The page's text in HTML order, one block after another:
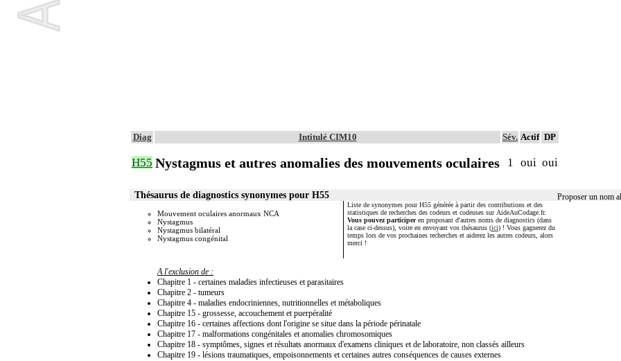
Diag Intitulé CIM10 Sév. Actif DP
H55 Nystagmus et autres anomalies des mouvements oculaires 1 oui oui
Proposer un nom
Thésaurus de diagnostics synonymes pour H55
Mouvement oculaires anormaux NCA
Nystagmus
Nystagmus bilatéral
Nystagmus congénital
Liste de synonymes pour H55 générée à partir des contributions et des
statistiques de recherches des codeurs et codeuses sur AideAuCodage.fr.
Vous pouvez participeren proposant d'autres noms de diagnostics (dans
la case ci-dessus), voire en envoyant vos thésaurus (ici) ! Vous gagnerez du
temps lors de vos prochaines recherches et aiderez les autres codeurs, alors
merci !
A l'exclusion de :
Chapitre 1 - certaines maladies infectieuses et parasitaires
Chapitre 2 - tumeurs
Chapitre 4 - maladies endocriniennes, nutritionnelles et métaboliques
Chapitre 15 - grossesse, accouchement et puerpéralité
Chapitre 16 - certaines affections dont l'origine se situe dans la période périnatale
Chapitre 17 - malformations congénitales et anomalies chromosomiques
Chapitre 18 - symptômes, signes et résultats anormaux d'examens cliniques et de laboratoire, non classés ailleurs
Chapitre 19 - lésions traumatiques, empoisonnements et certaines autres conséquences de causes externes